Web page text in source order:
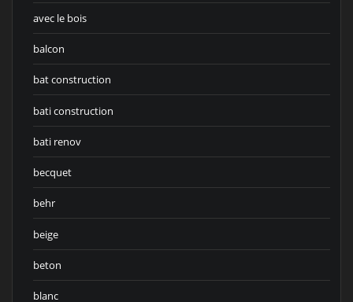
avec le bois
balcon
bat construction
bati construction
bati renov
becquet
behr
beige
beton
blanc